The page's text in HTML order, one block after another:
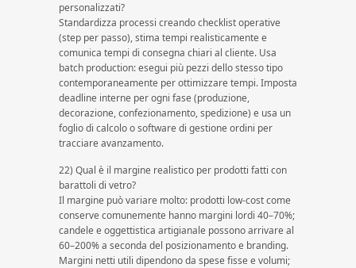
personalizzati?
Standardizza processi creando checklist operative
(step per passo), stima tempi realisticamente e
comunica tempi di consegna chiari al cliente. Usa
batch production: esegui più pezzi dello stesso tipo
contemporaneamente per ottimizzare tempi. Imposta
deadline interne per ogni fase (produzione,
decorazione, confezionamento, spedizione) e usa un
foglio di calcolo o software di gestione ordini per
tracciare avanzamento.
22) Qual è il margine realistico per prodotti fatti con
barattoli di vetro?
Il margine può variare molto: prodotti low-cost come
conserve comunemente hanno margini lordi 40–70%;
candele e oggettistica artigianale possono arrivare al
60–200% a seconda del posizionamento e branding.
Margini netti utili dipendono da spese fisse e volumi;